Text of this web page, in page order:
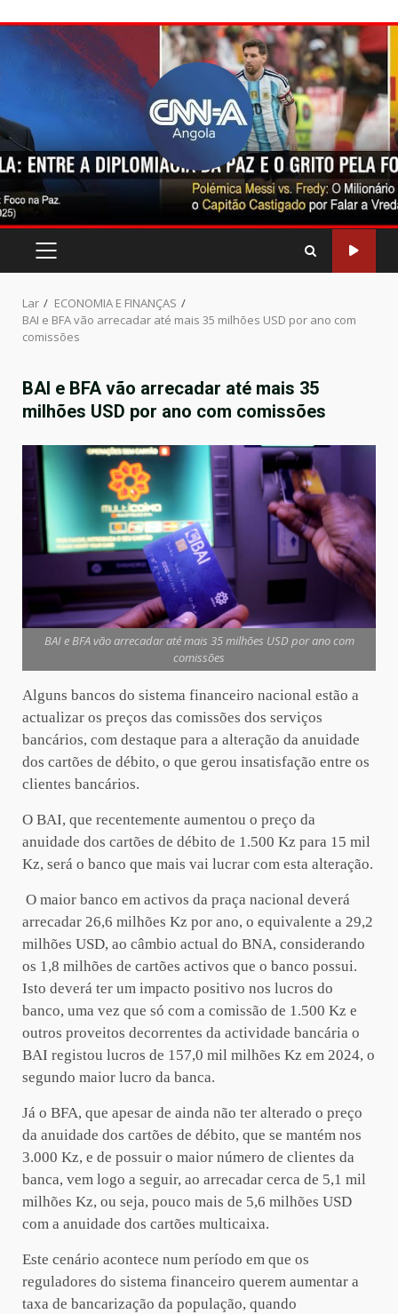
Pular
para
o
MENU
Lar
ECONOMIA E FINANÇAS
BAI e BFA vão arrecadar até mais 35 milhões USD por ano com
comissões
BAI e BFA vão arrecadar até mais 35
milhões USD por ano com comissões
BAI e BFA vão arrecadar até mais 35 milhões USD por ano com
comissões
Alguns bancos do sistema financeiro nacional estão a
actualizar os preços das comissões dos serviços
bancários, com destaque para a alteração da anuidade
dos cartões de débito, o que gerou insatisfação entre os
clientes bancários.
O BAI, que recentemente aumentou o preço da
anuidade dos cartões de débito de 1.500 Kz para 15 mil
Kz, será o banco que mais vai lucrar com esta alteração.
O maior banco em activos da praça nacional deverá
arrecadar 26,6 milhões Kz por ano, o equivalente a 29,2
milhões USD, ao câmbio actual do BNA, considerando
os 1,8 milhões de cartões activos que o banco possui.
Isto deverá ter um impacto positivo nos lucros do
banco, uma vez que só com a comissão de 1.500 Kz e
outros proveitos decorrentes da actividade bancária o
BAI registou lucros de 157,0 mil milhões Kz em 2024, o
segundo maior lucro da banca.
Já o BFA, que apesar de ainda não ter alterado o preço
da anuidade dos cartões de débito, que se mantém nos
3.000 Kz, e de possuir o maior número de clientes da
banca, vem logo a seguir, ao arrecadar cerca de 5,1 mil
milhões Kz, ou seja, pouco mais de 5,6 milhões USD
com a anuidade dos cartões multicaixa.
Este cenário acontece num período em que os
reguladores do sistema financeiro querem aumentar a
taxa de bancarização da população, quando